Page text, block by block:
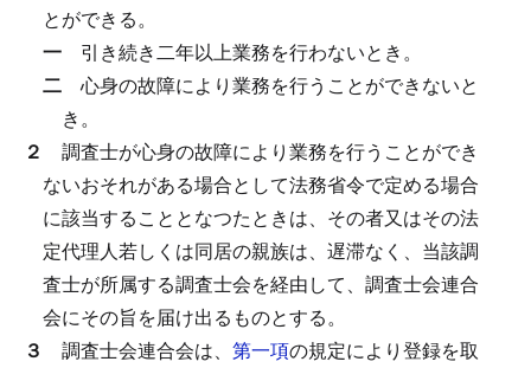
とができる。
一 引き続き二年以上業務を行わないとき。
二 心身の故障により業務を行うことができないと
き。
２ 調査士が心身の故障により業務を行うことができ
ないおそれがある場合として法務省令で定める場合
に該当することとなつたときは、その者又はその法
定代理人若しくは同居の親族は、遅滞なく、当該調
査士が所属する調査士会を経由して、調査士会連合
会にその旨を届け出るものとする。
３ 調査士会連合会は、 第一項の規定により登録を取